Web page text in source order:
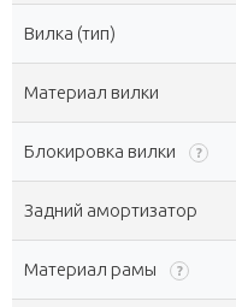
Вилка (тип)
Материал вилки
Блокировка вилки ?
Задний амортизатор
Материал рамы ?